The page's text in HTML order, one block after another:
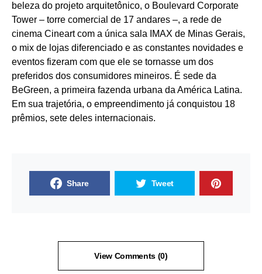
beleza do projeto arquitetônico, o Boulevard Corporate
Tower – torre comercial de 17 andares –, a rede de
cinema Cineart com a única sala IMAX de Minas Gerais,
o mix de lojas diferenciado e as constantes novidades e
eventos fizeram com que ele se tornasse um dos
preferidos dos consumidores mineiros. É sede da
BeGreen, a primeira fazenda urbana da América Latina.
Em sua trajetória, o empreendimento já conquistou 18
prêmios, sete deles internacionais.
Share Tweet
View Comments (0)